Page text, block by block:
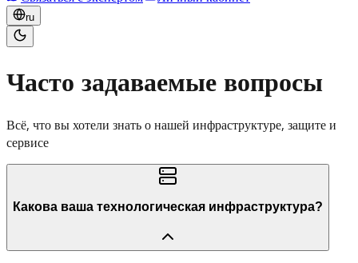
ru
Часто задаваемые вопросы
Всё, что вы хотели знать о нашей инфраструктуре, защите и
сервисе
Какова ваша технологическая инфраструктура?